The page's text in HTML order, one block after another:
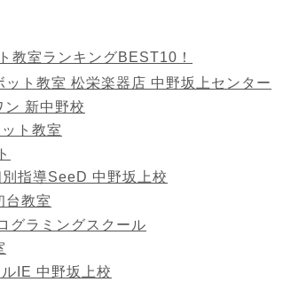
教室ランキングBEST10！
ト教室 松栄楽器店 中野坂上センター
新中野校
ト教室
指導SeeD 中野坂上校
台教室
グラミングスクール
IE 中野坂上校